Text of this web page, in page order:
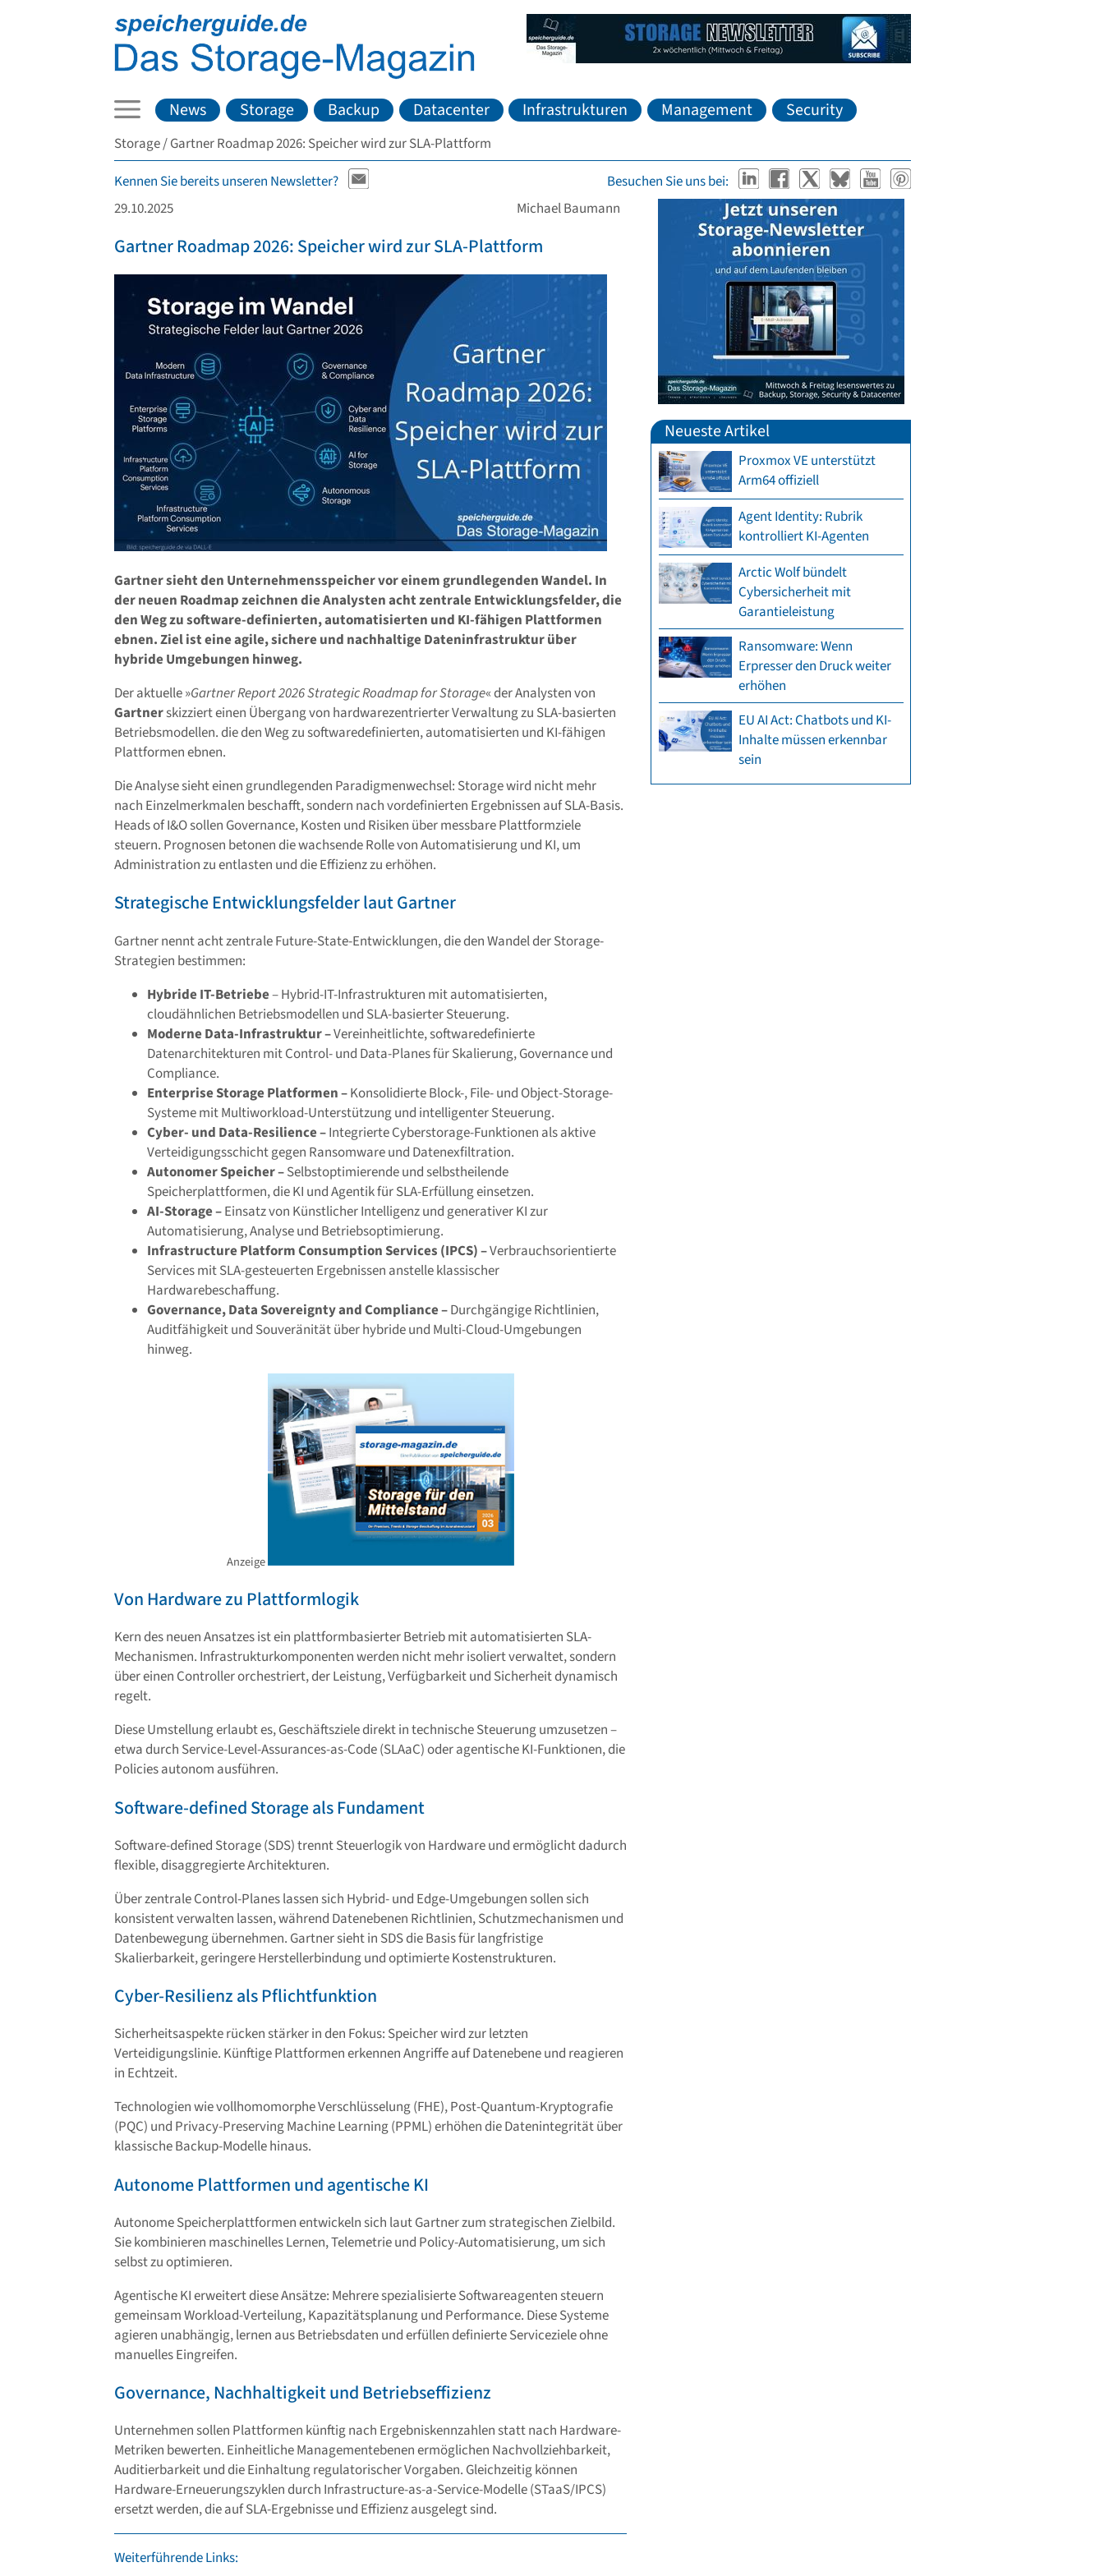
News Storage Backup Datacenter Infrastrukturen Management Security
Storage Gartner Roadmap 2026: Speicher wird zur SLA-Plattform
Kennen Sie bereits unseren Newsletter?
Besuchen Sie uns bei:
29.10.2025
Michael Baumann
Gartner Roadmap 2026: Speicher wird zur SLA-Plattform
Gartner sieht den Unternehmensspeicher vor einem grundlegenden Wandel. In
der neuen Roadmap zeichnen die Analysten acht zentrale Entwicklungsfelder, die
den Weg zu software-definierten, automatisierten und KI-fähigen Plattformen
ebnen. Ziel ist eine agile, sichere und nachhaltige Dateninfrastruktur über
hybride Umgebungen hinweg.
Der aktuelle »Gartner Report 2026 Strategic Roadmap for Storage« der Analysten von
Gartnerskizziert einen Übergang von hardwarezentrierter Verwaltung zu SLA-basierten
Betriebsmodellen. die den Weg zu softwaredefinierten, automatisierten und KI-fähigen
Plattformen ebnen.
Die Analyse sieht einen grundlegenden Paradigmenwechsel: Storage wird nicht mehr
nach Einzelmerkmalen beschafft, sondern nach vordefinierten Ergebnissen auf SLA-Basis.
Heads of I&O sollen Governance, Kosten und Risiken über messbare Plattformziele
steuern. Prognosen betonen die wachsende Rolle von Automatisierung und KI, um
Administration zu entlasten und die Effizienz zu erhöhen.
Strategische Entwicklungsfelder laut Gartner
Gartner nennt acht zentrale Future-State-Entwicklungen, die den Wandel der Storage-
Strategien bestimmen:
Hybride IT-Betriebe– Hybrid-IT-Infrastrukturen mit automatisierten,
cloudähnlichen Betriebsmodellen und SLA-basierter Steuerung.
Moderne Data-Infrastruktur –Vereinheitlichte, softwaredefinierte
Datenarchitekturen mit Control- und Data-Planes für Skalierung, Governance und
Compliance.
Enterprise Storage Platformen –Konsolidierte Block-, File- und Object-Storage-
Systeme mit Multiworkload-Unterstützung und intelligenter Steuerung.
Cyber- und Data-Resilience –Integrierte Cyberstorage-Funktionen als aktive
Verteidigungsschicht gegen Ransomware und Datenexfiltration.
Autonomer Speicher –Selbstoptimierende und selbstheilende
Speicherplattformen, die KI und Agentik für SLA-Erfüllung einsetzen.
AI-Storage –Einsatz von Künstlicher Intelligenz und generativer KI zur
Automatisierung, Analyse und Betriebsoptimierung.
Infrastructure Platform Consumption Services (IPCS) –Verbrauchsorientierte
Services mit SLA-gesteuerten Ergebnissen anstelle klassischer
Hardwarebeschaffung.
Governance, Data Sovereignty and Compliance –Durchgängige Richtlinien,
Auditfähigkeit und Souveränität über hybride und Multi-Cloud-Umgebungen
hinweg.
Anzeige
Von Hardware zu Plattformlogik
Kern des neuen Ansatzes ist ein plattformbasierter Betrieb mit automatisierten SLA-
Mechanismen. Infrastrukturkomponenten werden nicht mehr isoliert verwaltet, sondern
über einen Controller orchestriert, der Leistung, Verfügbarkeit und Sicherheit dynamisch
regelt.
Diese Umstellung erlaubt es, Geschäftsziele direkt in technische Steuerung umzusetzen –
etwa durch Service-Level-Assurances-as-Code (SLAaC) oder agentische KI-Funktionen, die
Policies autonom ausführen.
Software-defined Storage als Fundament
Software-defined Storage (SDS) trennt Steuerlogik von Hardware und ermöglicht dadurch
flexible, disaggregierte Architekturen.
Über zentrale Control-Planes lassen sich Hybrid- und Edge-Umgebungen sollen sich
konsistent verwalten lassen, während Datenebenen Richtlinien, Schutzmechanismen und
Datenbewegung übernehmen. Gartner sieht in SDS die Basis für langfristige
Skalierbarkeit, geringere Herstellerbindung und optimierte Kostenstrukturen.
Cyber-Resilienz als Pflichtfunktion
Sicherheitsaspekte rücken stärker in den Fokus: Speicher wird zur letzten
Verteidigungslinie. Künftige Plattformen erkennen Angriffe auf Datenebene und reagieren
in Echtzeit.
Technologien wie vollhomomorphe Verschlüsselung (FHE), Post-Quantum-Kryptografie
(PQC) und Privacy-Preserving Machine Learning (PPML) erhöhen die Datenintegrität über
klassische Backup-Modelle hinaus.
Autonome Plattformen und agentische KI
Autonome Speicherplattformen entwickeln sich laut Gartner zum strategischen Zielbild.
Sie kombinieren maschinelles Lernen, Telemetrie und Policy-Automatisierung, um sich
selbst zu optimieren.
Agentische KI erweitert diese Ansätze: Mehrere spezialisierte Softwareagenten steuern
gemeinsam Workload-Verteilung, Kapazitätsplanung und Performance. Diese Systeme
agieren unabhängig, lernen aus Betriebsdaten und erfüllen definierte Serviceziele ohne
manuelles Eingreifen.
Governance, Nachhaltigkeit und Betriebseffizienz
Unternehmen sollen Plattformen künftig nach Ergebniskennzahlen statt nach Hardware-
Metriken bewerten. Einheitliche Managementebenen ermöglichen Nachvollziehbarkeit,
Auditierbarkeit und die Einhaltung regulatorischer Vorgaben. Gleichzeitig können
Hardware-Erneuerungszyklen durch Infrastructure-as-a-Service-Modelle (STaaS/IPCS)
ersetzt werden, die auf SLA-Ergebnisse und Effizienz ausgelegt sind.
Weiterführende Links:
Neueste Artikel
Proxmox VE unterstützt
Arm64 offiziell
Agent Identity: Rubrik
kontrolliert KI-Agenten
Arctic Wolf bündelt
Cybersicherheit mit
Garantieleistung
Ransomware: Wenn
Erpresser den Druck weiter
erhöhen
EU AI Act: Chatbots und KI-
Inhalte müssen erkennbar
sein